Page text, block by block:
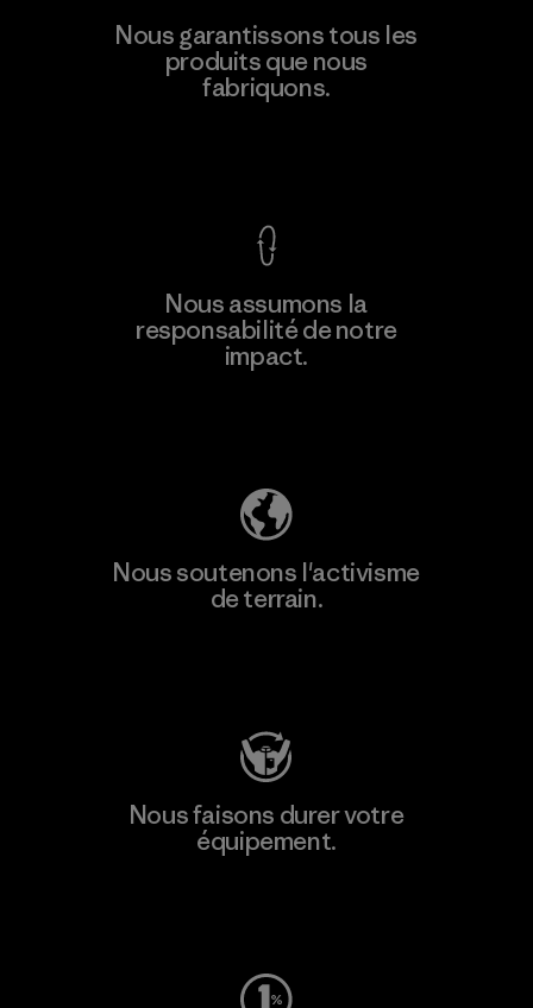
plus
CKT Apparel (Pvt) Ltd. -
Agalawatte
Nous garantissons tous les
produits que nous
fabriquons.
Nous assumons la
responsabilité de notre
impact.
Nous soutenons l'activisme
de terrain.
Nous faisons durer votre
équipement.